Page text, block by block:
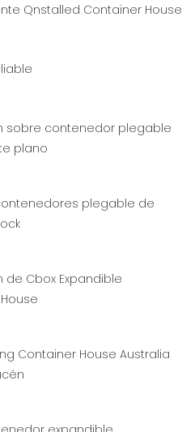
Qnstalled Container House
sobre contenedor plegable
plano
plegable de
de Cbox Expandible
Container House Australia